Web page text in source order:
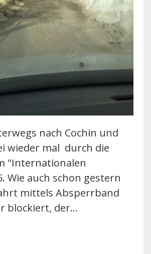
nach Cochin und
wieder mal durch die
"Internationalen
Wie auch schon gestern
mittels Absperrband
blockiert, der…